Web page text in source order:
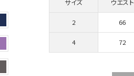
サイズ ウエスト
2 66
4 72